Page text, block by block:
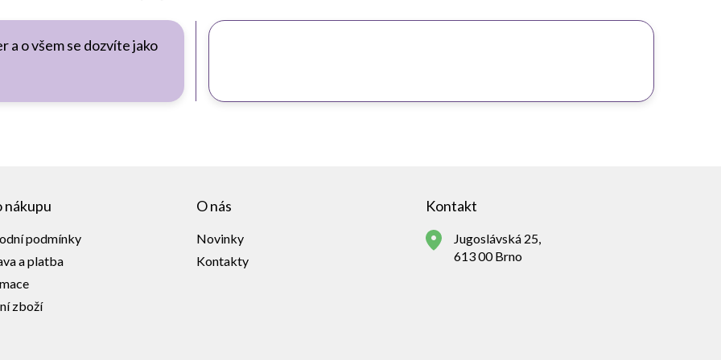
o všem se dozvíte jako
nákupu
podmínky
a platba
zboží
O nás
Novinky
Kontakty
Kontakt
Jugoslávská 25,
613 00 Brno